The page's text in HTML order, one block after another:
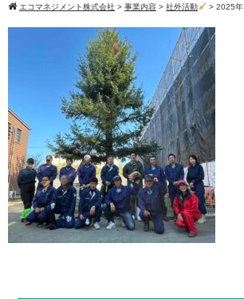
エコマネジメント株式会社 > 事業内容 > 社外活動 >2025年